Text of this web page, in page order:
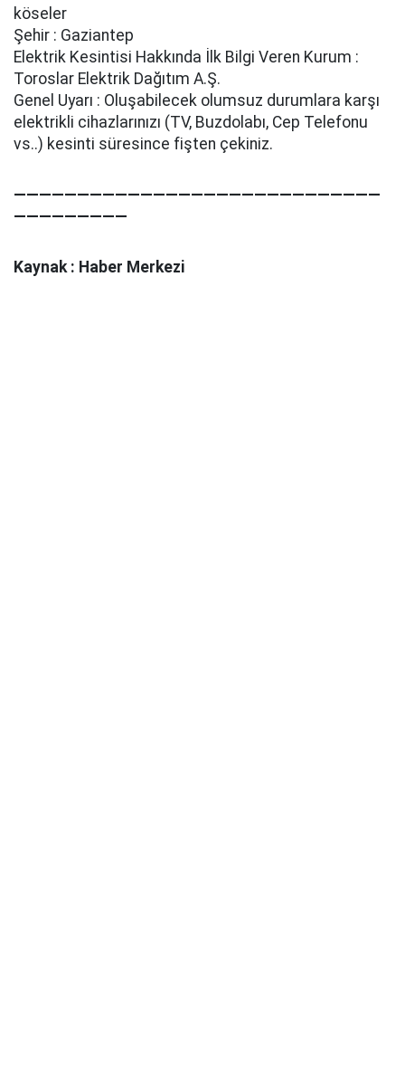
köseler
Şehir : Gaziantep
Elektrik Kesintisi Hakkında İlk Bilgi Veren Kurum :
Toroslar Elektrik Dağıtım A.Ş.
Genel Uyarı : Oluşabilecek olumsuz durumlara karşı
elektrikli cihazlarınızı (TV, Buzdolabı, Cep Telefonu
vs..) kesinti süresince fişten çekiniz.
—————————————————————————————
—————————
Kaynak : Haber Merkezi